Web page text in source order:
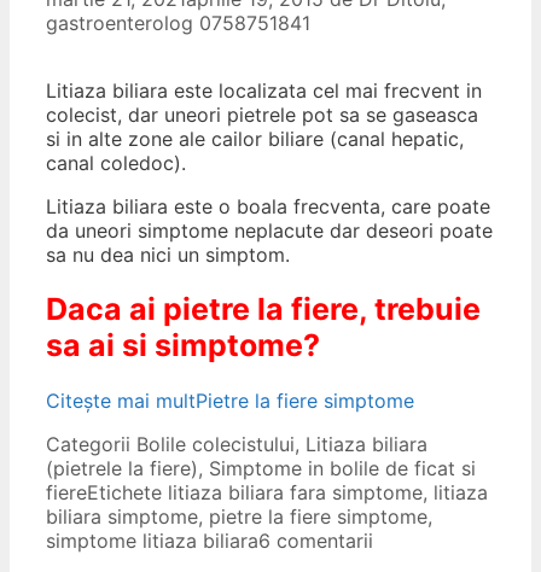
gastroenterolog 0758751841
Litiaza biliara este localizata cel mai frecvent in
colecist, dar uneori pietrele pot sa se gaseasca
si in alte zone ale cailor biliare (canal hepatic,
canal coledoc).
Litiaza biliara este o boala frecventa, care poate
da uneori simptome neplacute dar deseori poate
sa nu dea nici un simptom.
Daca ai pietre la fiere, trebuie
sa ai si simptome?
Citește mai multPietre la fiere simptome
Categorii Bolile colecistului, Litiaza biliara
(pietrele la fiere), Simptome in bolile de ficat si
fiereEtichete litiaza biliara fara simptome, litiaza
biliara simptome, pietre la fiere simptome,
simptome litiaza biliara6 comentarii